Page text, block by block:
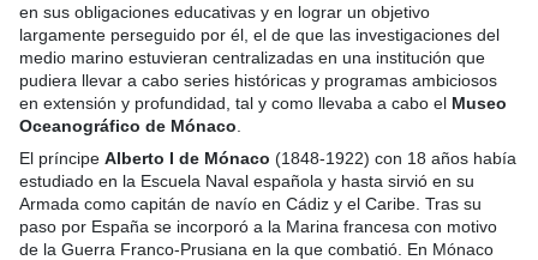
en sus obligaciones educativas y en lograr un objetivo
largamente perseguido por él, el de que las investigaciones del
medio marino estuvieran centralizadas en una institución que
pudiera llevar a cabo series históricas y programas ambiciosos
en extensión y profundidad, tal y como llevaba a cabo el Museo
Oceanográfico de Mónaco
El príncipe Alberto I de Mónaco (1848-1922) con 18 años había
estudiado en la Escuela Naval española y hasta sirvió en su
Armada como capitán de navío en Cádiz y el Caribe. Tras su
paso por España se incorporó a la Marina francesa con motivo
de la Guerra Franco-Prusiana en la que combatió. En Mónaco